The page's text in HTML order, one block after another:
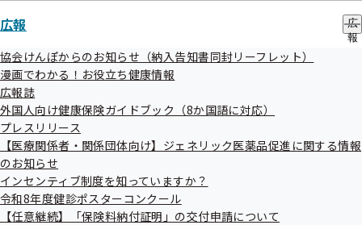
広報
広
報
ー
協会けんぽからのお知らせ（納入告知書同封リーフレット）
漫画でわかる！お役立ち健康情報
広報誌
外国人向け健康保険ガイドブック（8か国語に対応）
プレスリリース
【医療関係者・関係団体向け】ジェネリック医薬品促進に関する情報
のお知らせ
インセンティブ制度を知っていますか？
令和8年度健診ポスターコンクール
【任意継続】「保険料納付証明」の交付申請について